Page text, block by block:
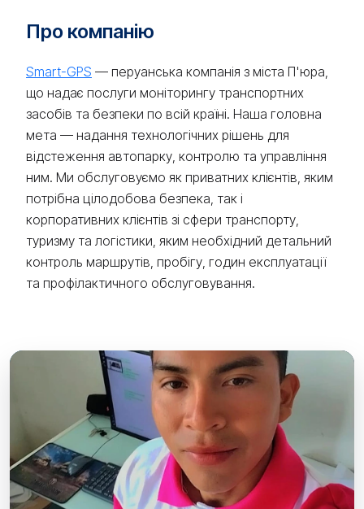
Про компанію
Smart-GPS — перуанська компанія з міста П'юра,
що надає послуги моніторингу транспортних
засобів та безпеки по всій країні. Наша головна
мета — надання технологічних рішень для
відстеження автопарку, контролю та управління
ним. Ми обслуговуємо як приватних клієнтів, яким
потрібна цілодобова безпека, так і
корпоративних клієнтів зі сфери транспорту,
туризму та логістики, яким необхідний детальний
контроль маршрутів, пробігу, годин експлуатації
та профілактичного обслуговування.